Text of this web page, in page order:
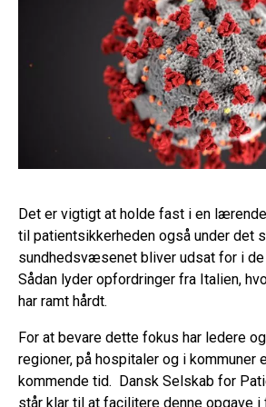
Det er vigtigt at holde fast i en
til patientsikkerheden også under det
sundhedsvæsenet bliver udsat for i de
Sådan lyder opfordringer fra Italien,
har ramt hårdt.
For at bevare dette fokus har ledere
regioner, på hospitaler og i kommuner
kommende tid. Dansk Selskab for
står klar til at facilitere denne opgave